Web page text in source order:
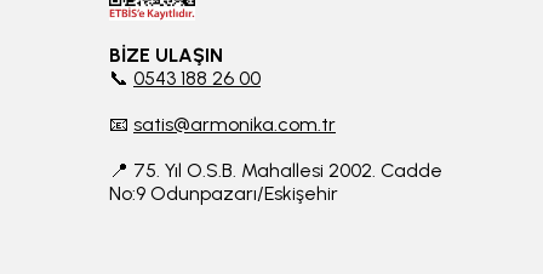
BİZE ULAŞIN
📞 0543 188 26 00
📧 satis@armonika.com.tr
📍 75. Yıl O.S.B. Mahallesi 2002. Cadde
No:9 Odunpazarı/Eskişehir